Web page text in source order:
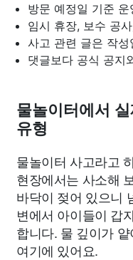
방문 예정일 기준 운
임시 휴장, 보수 공
사고 관련 글은 작
댓글보다 공식 공지
물놀이터에서
유형
물놀이터 사고라고
현장에서는 사소해
바닥이 젖어 있으니
변에서 아이들이 갑
합니다. 물 깊이가
여기에 있어요.